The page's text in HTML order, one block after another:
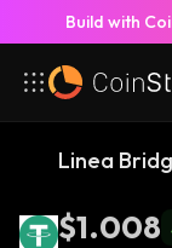
Build with
Linea
$1.008